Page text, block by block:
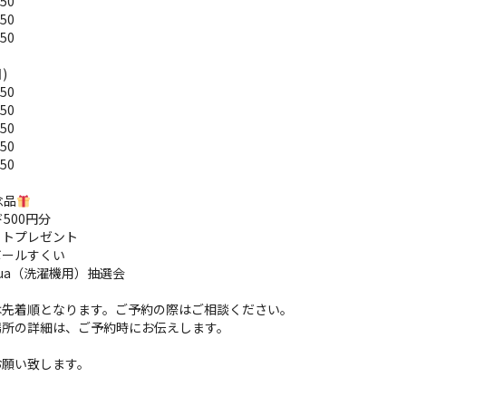
500円分
プレゼント
ルすくい
（洗濯機用）抽選会
着順となります。ご予約の際はご相談ください。
の詳細は、ご予約時にお伝えします。
い致します。